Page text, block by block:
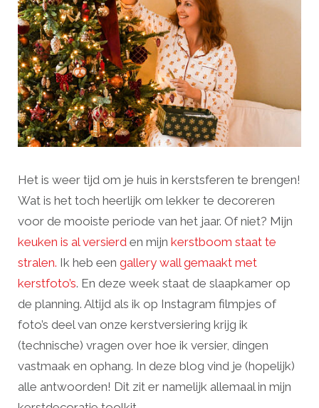
Het is weer tijd om je huis in kerstsferen te brengen!
Wat is het toch heerlijk om lekker te decoreren
voor de mooiste periode van het jaar. Of niet? Mijn
keuken is al versierd en mijn kerstboom staat te
stralen. Ik heb een gallery wall gemaakt met
kerstfoto’s. En deze week staat de slaapkamer op
de planning. Altijd als ik op Instagram filmpjes of
foto’s deel van onze kerstversiering krijg ik
(technische) vragen over hoe ik versier, dingen
vastmaak en ophang. In deze blog vind je (hopelijk)
alle antwoorden! Dit zit er namelijk allemaal in mijn